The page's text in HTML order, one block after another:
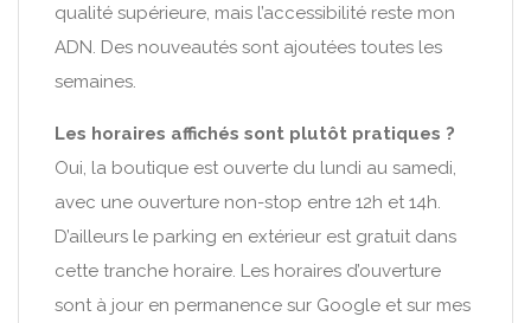
qualité supérieure, mais l’accessibilité reste mon
ADN. Des nouveautés sont ajoutées toutes les
semaines.
Les horaires affichés sont plutôt pratiques ?
Oui, la boutique est ouverte du lundi au samedi,
avec une ouverture non-stop entre 12h et 14h.
D’ailleurs le parking en extérieur est gratuit dans
cette tranche horaire. Les horaires d’ouverture
sont à jour en permanence sur Google et sur mes